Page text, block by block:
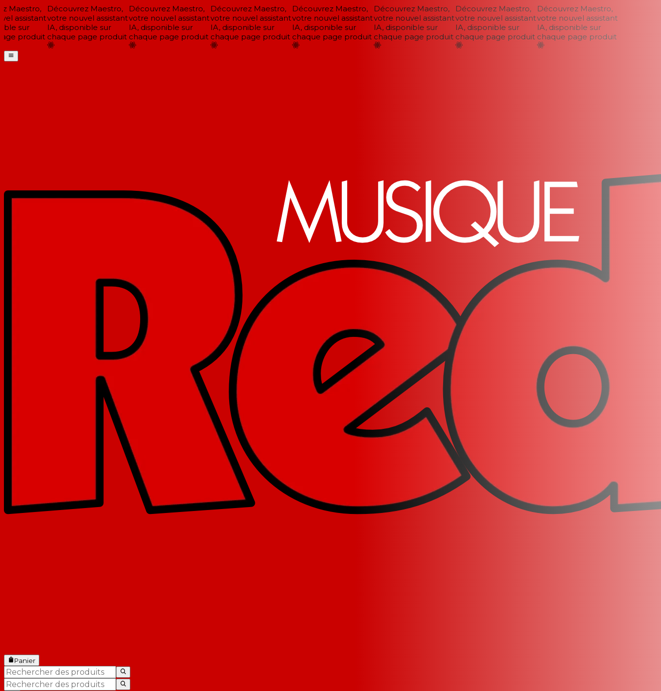
Maestro,
assistant
sur
produit
Découvrez Maestro,
votre nouvel assistant
IA, disponible sur
chaque page produit
Découvrez Maestro,
votre nouvel assistant
IA, disponible sur
chaque page produit
Découvrez Maestro,
votre nouvel assistant
IA, disponible sur
chaque page produit
Découvrez Maestro,
votre nouvel assistant
IA, disponible sur
chaque page produit
Découvrez Maestro,
votre nouvel assistant
IA, disponible sur
chaque page produit
Découvrez Maestro,
votre nouvel assistant
IA, disponible sur
chaque page produit
Découvrez Maestro,
votre nouvel assistant
IA, disponible sur
chaque page produit
Panier